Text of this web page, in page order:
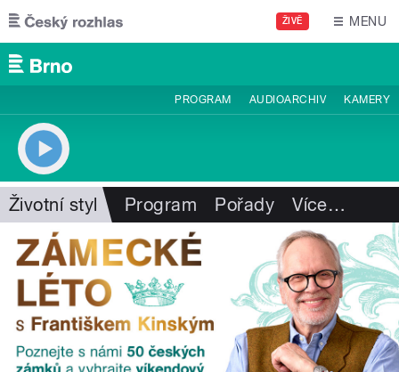
Přejít k hlavnímu obsahu
ŽIVĚ MENU
PROGRAM AUDIOARCHIV KAMERY
Životní styl Program Pořady Více…